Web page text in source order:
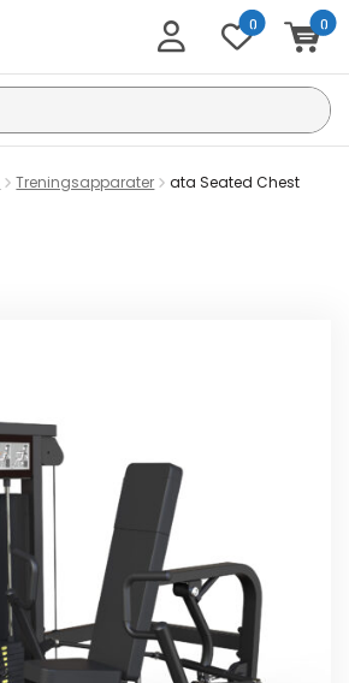
0 0
Treningsapparater
ata Seated Chest